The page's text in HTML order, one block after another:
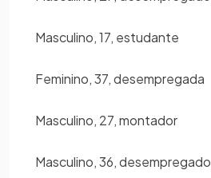
Masculino, 17, estudante
Feminino, 37, desempregada
Masculino, 27, montador
Masculino, 36, desempregado